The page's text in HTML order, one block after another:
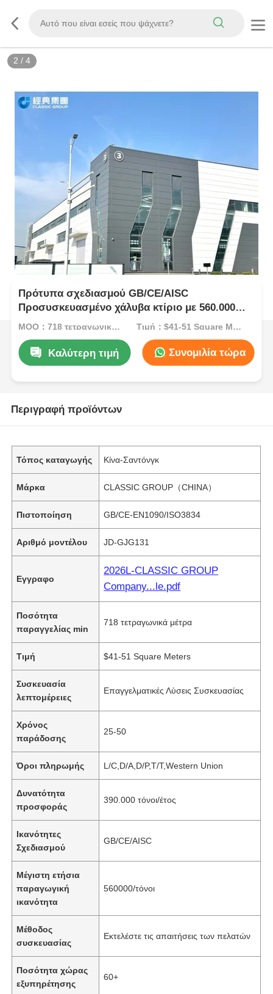
2 / 4
Πρότυπα σχεδιασμού GB/CE/AISC
Προσυσκευασμένο χάλυβα κτίριο με 560.000
τόνους ετήσιας παραγωγικής ικανότητας και
MOQ：718 τετραγωνικά μέτρα Τιμή：$41-51 Square Meters
Καλύτερη τιμή Συνομιλία τώρα
Περιγραφή προϊόντων
Τόπος καταγωγής Κίνα-Σαντόνγκ
Μάρκα CLASSIC GROUP（CHINA）
Πιστοποίηση GB/CE-EN1090/ISO3834
Αριθμό μοντέλου JD-GJG131
Εγγραφο
2026L-CLASSIC GROUP
Company...le.pdf
Ποσότητα
παραγγελίας min
718 τετραγωνικά μέτρα
Τιμή $41-51 Square Meters
Συσκευασία
λεπτομέρειες
Επαγγελματικές Λύσεις Συσκευασίας
Χρόνος
παράδοσης
25-50
Όροι πληρωμής L/C,D/A,D/P,T/T,Western Union
Δυνατότητα
προσφοράς
390.000 τόνοι/έτος
Ικανότητες
Σχεδιασμού
GB/CE/AISC
Μέγιστη ετήσια
παραγωγική
ικανότητα
560000/τόνοι
Μέθοδος
συσκευασίας
Εκτελέστε τις απαιτήσεις των πελατών
Ποσότητα χώρας
εξυπηρέτησης
60+